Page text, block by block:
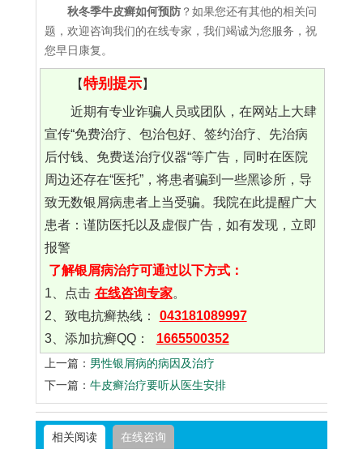
秋冬季牛皮癣如何预防 ？如果您还有其他的相关问
题，欢迎咨询我们的在线专家，我们竭诚为您服务，祝
您早日康复。
【特别提示】
近期有专业诈骗人员或团队，在网站上大肆
宣传“免费治疗、包治包好、签约治疗、先治病
后付钱、免费送治疗仪器“等广告，同时在医院
周边还存在“医托”，将患者骗到一些黑诊所，导
致无数银屑病患者上当受骗。我院在此提醒广大
患者：谨防医托以及虚假广告，如有发现，立即
报警
了解银屑病治疗可通过以下方式：
1、点击 在线咨询专家。
2、致电抗癣热线：
043181089997
3、添加抗癣QQ：
1665500352
上一篇： 男性银屑病的病因及治疗
下一篇： 牛皮癣治疗要听从医生安排
相关阅读 在线咨询